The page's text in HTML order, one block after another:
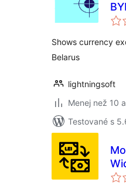
Shows currency
Belarus
lightningsoft
Menej než 10
Testované s